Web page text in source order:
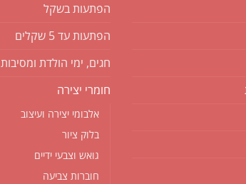
הפתעות בשקל
הפתעות עד 5 שקלים
חגים, ימי הולדת ומסיבות
חומרי יצירה
אלבומי יצירה ועיצוב
בלוק ציור
גואש וצבעי ידיים
חוברות צביעה